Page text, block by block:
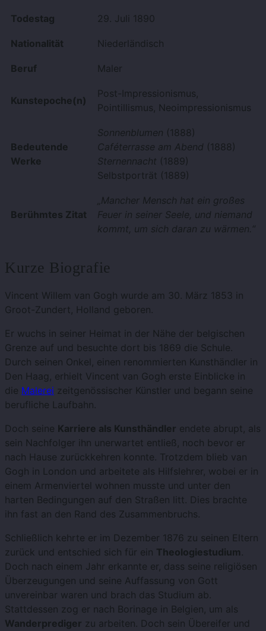
Todestag 29. Juli 1890
Nationalität Niederländisch
Beruf Maler
Kunstepoche(n)
Post-Impressionismus,
Pointillismus, Neoimpressionismus
Bedeutende
Werke
Sonnenblumen (1888)
Caféterrasse am Abend (1888)
Sternennacht (1889)
Selbstporträt (1889)
Berühmtes Zitat
„Mancher Mensch hat ein großes
Feuer in seiner Seele, und niemand
kommt, um sich daran zu wärmen.“
Kurze Biografie
Vincent Willem van Gogh wurde am 30. März 1853 in
Groot-Zundert, Holland geboren.
Er wuchs in seiner Heimat in der Nähe der belgischen
Grenze auf und besuchte dort bis 1869 die Schule.
Durch seinen Onkel, einen renommierten Kunsthändler in
Den Haag, erhielt Vincent van Gogh erste Einblicke in
die Malerei zeitgenössischer Künstler und begann seine
berufliche Laufbahn.
Doch seine Karriere als Kunsthändler endete abrupt, als
sein Nachfolger ihn unerwartet entließ, noch bevor er
nach Hause zurückkehren konnte. Trotzdem blieb van
Gogh in London und arbeitete als Hilfslehrer, wobei er in
einem Armenviertel wohnen musste und unter den
harten Bedingungen auf den Straßen litt. Dies brachte
ihn fast an den Rand des Zusammenbruchs.
Schließlich kehrte er im Dezember 1876 zu seinen Eltern
zurück und entschied sich für ein Theologiestudium .
Doch nach einem Jahr erkannte er, dass seine religiösen
Überzeugungen und seine Auffassung von Gott
unvereinbar waren und brach das Studium ab.
Stattdessen zog er nach Borinage in Belgien, um als
Wanderprediger zu arbeiten. Doch sein Übereifer und